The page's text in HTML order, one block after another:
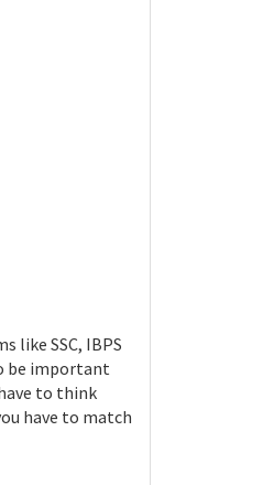
like SSC, IBPS
be important
to think
have to match